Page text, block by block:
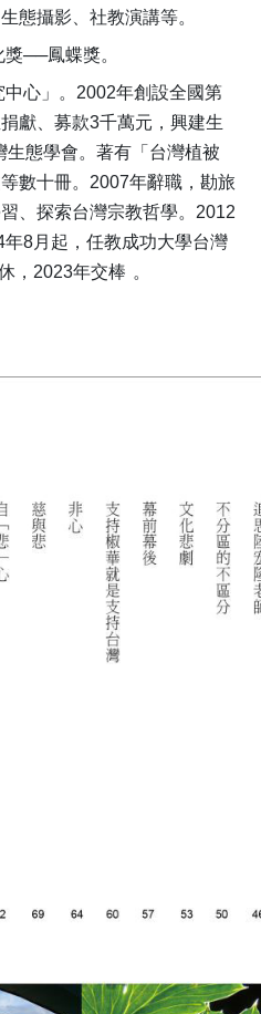
態攝影、社教演講等。
──鳳蝶獎。
心」。2002年創設全國第
獻、募款3千萬元，興建生
態學會。著有「台灣植被
數十冊。2007年辭職，勘旅
、探索台灣宗教哲學。2012
8月起，任教成功大學台灣
，2023年交棒 。